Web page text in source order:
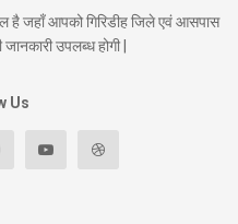
है जहाँ आपको गिरिडीह जिले एवं आसपास
उपलब्ध होगी |
Us